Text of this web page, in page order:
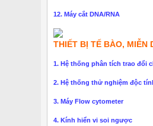
12. Máy cắt DNA/RNA
THIẾT BỊ TẾ BÀO, MIỄN
1. Hệ thống phân tích trao đổi
2. Hệ thống thử nghiệm độc
3. Máy Flow cytometer
4. Kính hiển vi soi ngược